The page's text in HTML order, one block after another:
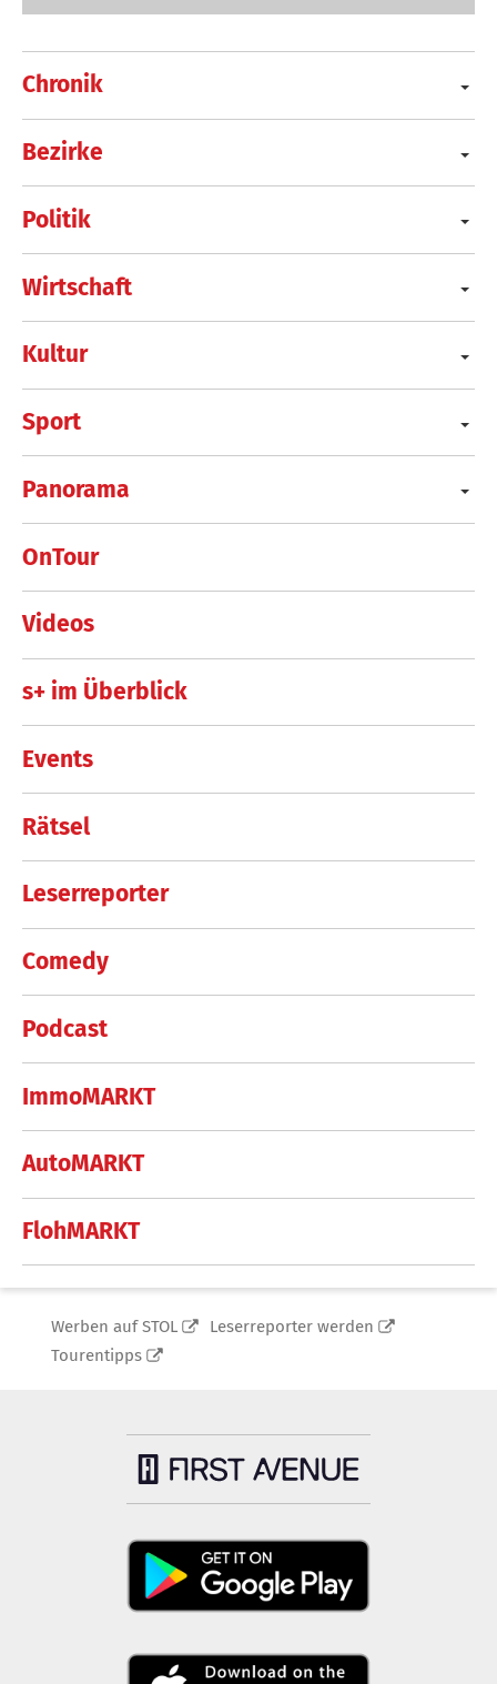
Chronik
Bezirke
Politik
Wirtschaft
Kultur
Sport
Panorama
OnTour
Videos
s+ im Überblick
Events
Rätsel
Leserreporter
Comedy
Podcast
ImmoMARKT
AutoMARKT
FlohMARKT
Werben auf STOL
Leserreporter werden
Tourentipps